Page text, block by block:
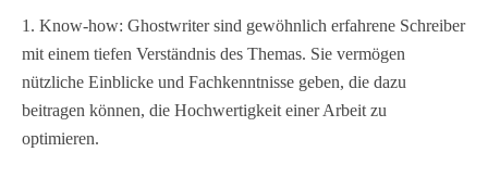
1. Know-how: Ghostwriter sind gewöhnlich erfahrene Schreiber
mit einem tiefen Verständnis des Themas. Sie vermögen
nützliche Einblicke und Fachkenntnisse geben, die dazu
beitragen können, die Hochwertigkeit einer Arbeit zu
optimieren.